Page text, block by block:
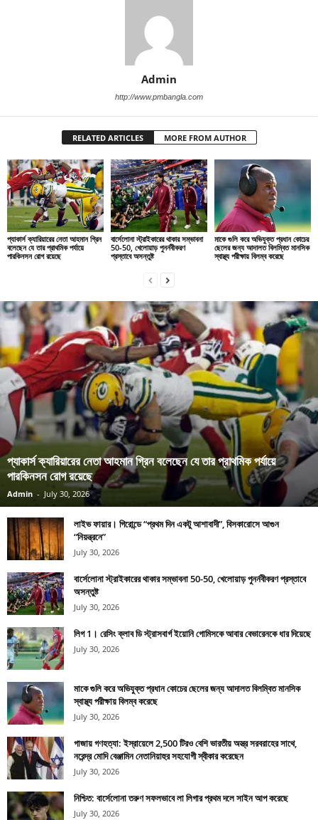
Admin
http://www.pmbangla.com
RELATED ARTICLES MORE FROM AUTHOR
প্যাকার্স ক্যারিয়ারের নেতা আহমান গ্রিন
বলেছেন যে তার প্রাথমিক পর্যায়ে
পারকিনসন রোগ রয়েছে
বার্সেলোনা স্ট্রাইকারের থাকার সম্ভাবনা
50-50, খেলোয়াড় পুনর্নবীকরণ
প্রস্তাবে অসন্তুষ্ট
মাকে গুলি করে অভিযুক্ত প্রধান কোচের
ছেলের জন্য আদালত বিলম্বিত মানসিক
স্বাস্থ্য পরীক্ষায় বিলম্ব করেছে
প্যাকার্স ক্যারিয়ারের নেতা আহমান গ্রিন বলেছেন যে তার প্রাথমিক পর্যায়ে
পারকিনসন রোগ রয়েছে
Admin - July 30, 2026
লাইভ ফায়ার। গিরোন্ডে “প্রথম দিন একটু আশাবাদী”, বিসকারোসে আগুন
“নিয়ন্ত্রনে”
July 30, 2026
বার্সেলোনা স্ট্রাইকারের থাকার সম্ভাবনা 50-50, খেলোয়াড় পুনর্নবীকরণ প্রস্তাবে
অসন্তুষ্ট
July 30, 2026
লিগ 1। রেসিং ক্লাব ডি স্ট্রাসবার্গ ইয়োনি গোমিসকে আবার বেভারেনকে ধার দিয়েছে
July 30, 2026
মাকে গুলি করে অভিযুক্ত প্রধান কোচের ছেলের জন্য আদালত বিলম্বিত মানসিক
স্বাস্থ্য পরীক্ষায় বিলম্ব করেছে
July 30, 2026
গাজায় গণহত্যা: ইস্রায়েলে 2,500 টিরও বেশি ভারতীয় অস্ত্র সরবরাহের সাথে,
নরেন্দ্র মোদি বেঞ্জামিন নেতানিয়াহুর সহযোগী স্বীকার করেছেন
July 30, 2026
নিশ্চিত: বার্সেলোনা তরুণ সফলভাবে লা লিগার প্রথম দলে সাইন আপ করেছে
July 30, 2026